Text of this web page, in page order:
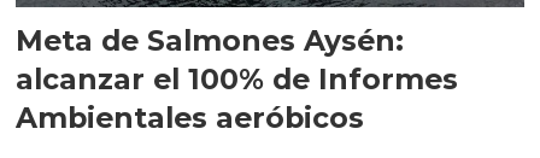
Meta de Salmones Aysén:
alcanzar el 100% de Informes
Ambientales aeróbicos